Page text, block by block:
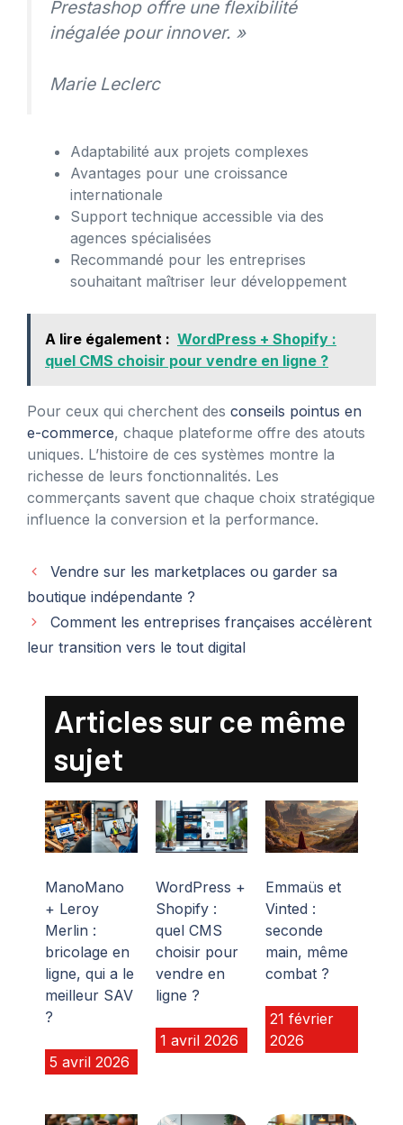
Prestashop offre une flexibilité
inégalée pour innover. »
Marie Leclerc
Adaptabilité aux projets complexes
Avantages pour une croissance
internationale
Support technique accessible via des
agences spécialisées
Recommandé pour les entreprises
souhaitant maîtriser leur développement
A lire également : WordPress + Shopify :
quel CMS choisir pour vendre en ligne ?
Pour ceux qui cherchent des conseils pointus en
e-commerce, chaque plateforme offre des atouts
uniques. L’histoire de ces systèmes montre la
richesse de leurs fonctionnalités. Les
commerçants savent que chaque choix stratégique
influence la conversion et la performance.
Vendre sur les marketplaces ou garder sa
boutique indépendante ?
Comment les entreprises françaises accélèrent
leur transition vers le tout digital
Articles sur ce même
sujet
ManoMano
+ Leroy
Merlin :
bricolage en
ligne, qui a le
meilleur SAV
?
5 avril 2026
WordPress +
Shopify :
quel CMS
choisir pour
vendre en
ligne ?
1 avril 2026
Emmaüs et
Vinted :
seconde
main, même
combat ?
21 février
2026